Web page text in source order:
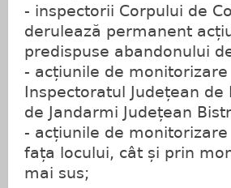
- inspectorii Corpului de
derulează permanent
predispuse abandonului
- acțiunile de
Inspectoratul Județean
de Jandarmi Județean
- acțiunile de
fața locului, cât și prin
mai sus;